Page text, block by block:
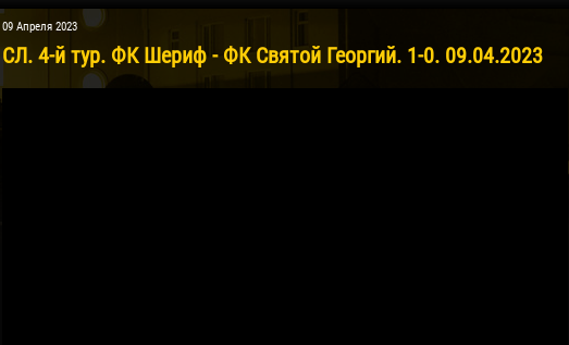
09 Апреля 2023
СЛ. 4-й тур. ФК Шериф - ФК Святой Георгий. 1-0. 09.04.2023